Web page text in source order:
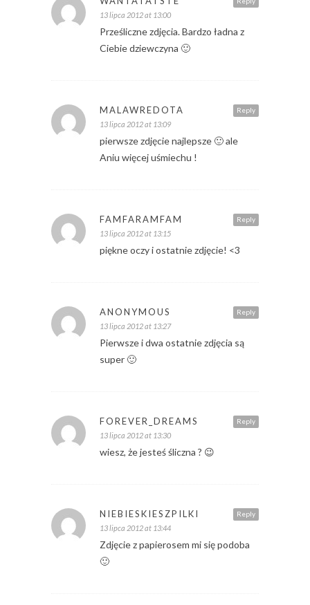
13 lipca 2012 at 13:00
Prześliczne zdjęcia. Bardzo ładna z
Ciebie dziewczyna 🙂
Reply
MALAWREDOTA
13 lipca 2012 at 13:09
pierwsze zdjęcie najlepsze 🙂 ale
Aniu więcej uśmiechu !
Reply
FAMFARAMFAM
13 lipca 2012 at 13:15
piękne oczy i ostatnie zdjęcie! <3
Reply
ANONYMOUS
13 lipca 2012 at 13:27
Pierwsze i dwa ostatnie zdjęcia są
super 🙂
Reply
FOREVER_DREAMS
13 lipca 2012 at 13:30
wiesz, że jesteś śliczna ? 😉
Reply
NIEBIESKIESZPILKI
13 lipca 2012 at 13:44
Zdjęcie z papierosem mi się podoba
🙂